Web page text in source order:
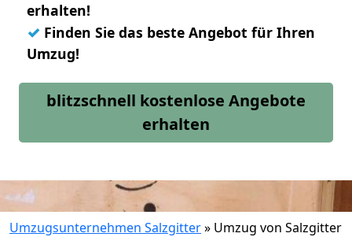
erhalten!
✓ Finden Sie das beste Angebot für Ihren
Umzug!
blitzschnell kostenlose Angebote
erhalten
Umzugsunternehmen Salzgitter» Umzug von Salzgitter